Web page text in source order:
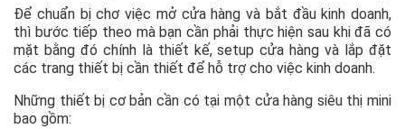
Để chuẩn bị chơ việc mở cửa hàng và bắt đầu kinh doanh,
thì bước tiếp theo mà bạn cần phải thực hiện sau khi đã có
mặt bằng đó chính là thiết kế, setup cửa hàng và lắp đặt
các trang thiết bị cần thiết để hỗ trợ cho việc kinh doanh.
Những thiết bị cơ bản cần có tại một cửa hàng siêu thị mini
bao gồm: